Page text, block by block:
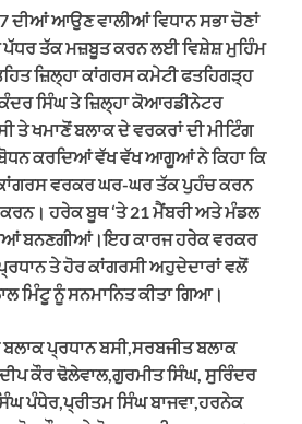
ਦੀਆਂ ਆਉਣ ਵਾਲੀਆਂ ਵਿਧਾਨ ਸਭਾ ਚੋਣਾਂ
ਪੱਧਰ ਤੱਕ ਮਜ਼ਬੂਤ ਕਰਨ ਲਈ ਵਿਸ਼ੇਸ਼ ਮੁਹਿੰਮ
ਜ਼ਿਲ੍ਹਾ ਕਾਂਗਰਸ ਕਮੇਟੀ ਫਤਹਿਗੜ੍ਹ
ਸਿੰਘ ਤੇ ਜ਼ਿਲ੍ਹਾ ਕੋਆਰਡੀਨੇਟਰ
ਤੇ ਖਮਾਣੋਂ ਬਲਾਕ ਦੇ ਵਰਕਰਾਂ ਦੀ ਮੀਟਿੰਗ
ਕਰਦਿਆਂ ਵੱਖ ਵੱਖ ਆਗੂਆਂ ਨੇ ਕਿਹਾ ਕਿ
ਵਰਕਰ ਘਰ-ਘਰ ਤੱਕ ਪੁਹੰਚ ਕਰਨ
ਹਰੇਕ ਬੂਥ ‘ਤੇ 21 ਮੈਂਬਰੀ ਅਤੇ ਮੰਡਲ
ਬਨਣਗੀਆਂ।ਇਹ ਕਾਰਜ ਹਰੇਕ ਵਰਕਰ
ਤੇ ਹੋਰ ਕਾਂਗਰਸੀ ਅਹੁਦੇਦਾਰਾਂ ਵਲੋਂ
ਮਿੰਟੂ ਨੂੰ ਸਨਮਾਨਿਤ ਕੀਤਾ ਗਿਆ।
ਪ੍ਰਧਾਨ ਬਸੀ,ਸਰਬਜੀਤ ਬਲਾਕ
ਕੌਰ ਢੋਲੇਵਾਲ,ਗੁਰਮੀਤ ਸਿੰਘ, ਸੁਰਿੰਦਰ
ਪੰਧੇਰ,ਪ੍ਰੀਤਮ ਸਿੰਘ ਬਾਜਵਾ,ਹਰਨੇਕ